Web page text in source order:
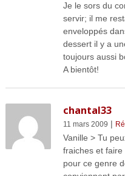
Je le sors du
servir; il me
enveloppés
dessert il y a
toujours aussi
A bientôt!
chantal33
11 mars 2009 |
Vanille > Tu
fraiches et faire
pour ce genre